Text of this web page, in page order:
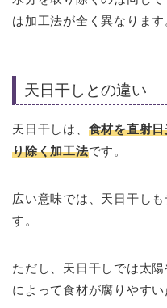
は加工法が全く異なります
天日干しとの違い
天日干しは、 食材を直射
り除く加工法です。
広い意味では、天日干し
す。
ただし、天日干しでは太
によって食材が腐りやすい